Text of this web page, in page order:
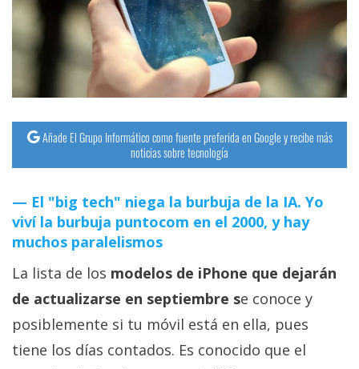
Operadores
Trucos
y
Tutoriales
Sistemas
operativos
Profesional
+
Añade El Grupo Informático como fuente preferida en Google y recibe más
noticias sobre tecnología
El "big tech" niega la burbuja de la IA. Yo
viví la burbuja puntocom en el 2000, y hay
muchos paralelismos
La lista de los modelos de iPhone que dejarán
de actualizarse en septiembre se conoce y
posiblemente si tu móvil está en ella, pues
tiene los días contados. Es conocido que el